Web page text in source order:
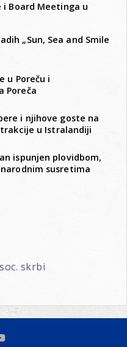
i Board Meetinga u
„Sun, Sea and Smile
u Poreču i
Poreča
i njihove goste na
u Istralandiji
ispunjen plovidbom,
susretima
skrbi